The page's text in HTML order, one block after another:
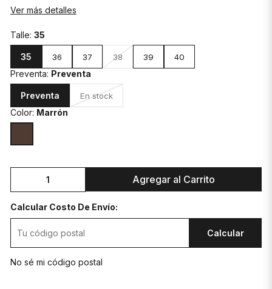
Ver más detalles
Talle: 35
35 36 37 38 39 40
Preventa: Preventa
Preventa En stock
Color: Marrón
Agregar al Carrito
Calcular Costo De Envío:
Calcular
No sé mi código postal